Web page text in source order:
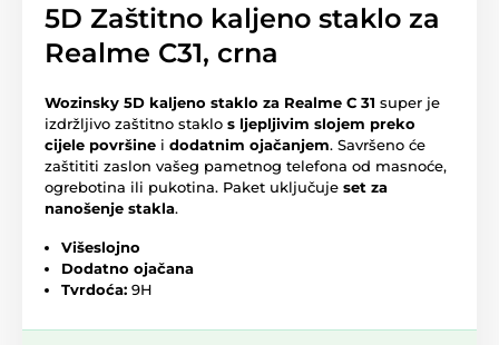
5D Zaštitno kaljeno staklo za
Realme C31, crna
Wozinsky 5D kaljeno staklo za Realme C 31 super je
izdržljivo zaštitno staklo s ljepljivim slojem preko
cijele površine i dodatnim ojačanjem. Savršeno će
zaštititi zaslon vašeg pametnog telefona od masnoće,
ogrebotina ili pukotina. Paket uključuje set za
nanošenje stakla.
Višeslojno
Dodatno ojačana
Tvrdoća: 9H